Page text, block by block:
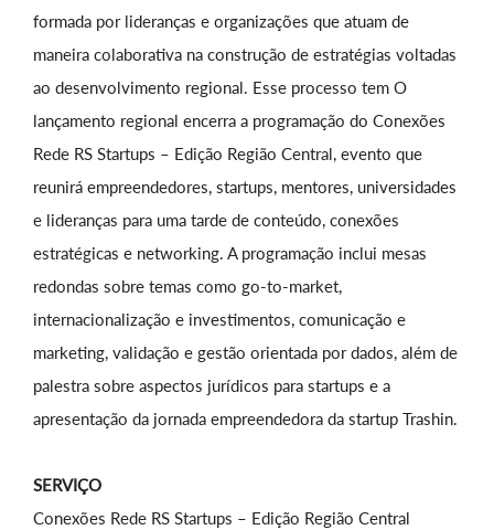
formada por lideranças e organizações que atuam de
maneira colaborativa na construção de estratégias voltadas
ao desenvolvimento regional. Esse processo tem O
lançamento regional encerra a programação do Conexões
Rede RS Startups – Edição Região Central, evento que
reunirá empreendedores, startups, mentores, universidades
e lideranças para uma tarde de conteúdo, conexões
estratégicas e networking. A programação inclui mesas
redondas sobre temas como go-to-market,
internacionalização e investimentos, comunicação e
marketing, validação e gestão orientada por dados, além de
palestra sobre aspectos jurídicos para startups e a
apresentação da jornada empreendedora da startup Trashin.
SERVIÇO
Conexões Rede RS Startups – Edição Região Central